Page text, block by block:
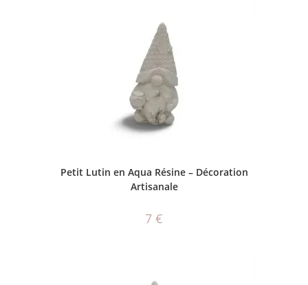
Petit Lutin en Aqua Résine – Décoration
Artisanale
7 €